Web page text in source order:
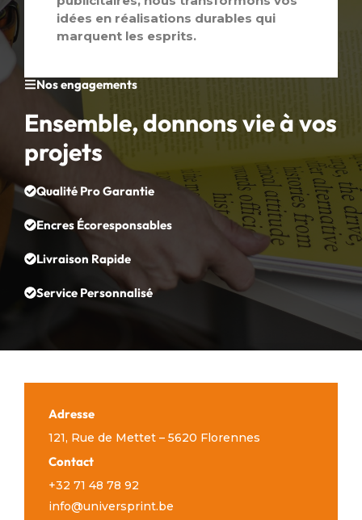
Nos engagements
Ensemble, donnons vie à vos
projets
Qualité Pro Garantie
Encres Écoresponsables
Livraison Rapide
Service Personnalisé
idées en réalisations durables qui
marquent les esprits.
Adresse
121, Rue de Mettet – 5620 Florennes
Contact
+32 71 48 78 92
info@universprint.be